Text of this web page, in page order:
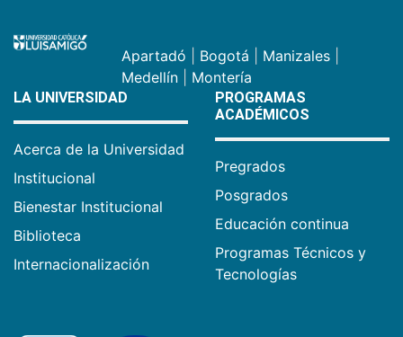
Apartadó Bogotá Manizales
Medellín
Montería
LA UNIVERSIDAD
Acerca de la Universidad
Institucional
Bienestar Institucional
Biblioteca
Internacionalización
PROGRAMAS
ACADÉMICOS
Pregrados
Posgrados
Educación continua
Programas Técnicos y
Tecnologías